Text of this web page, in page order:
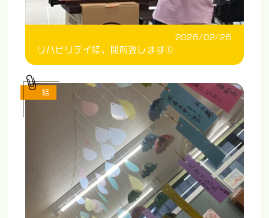
2026/02/26
リハビリデイ結、閉所致します⑤
結